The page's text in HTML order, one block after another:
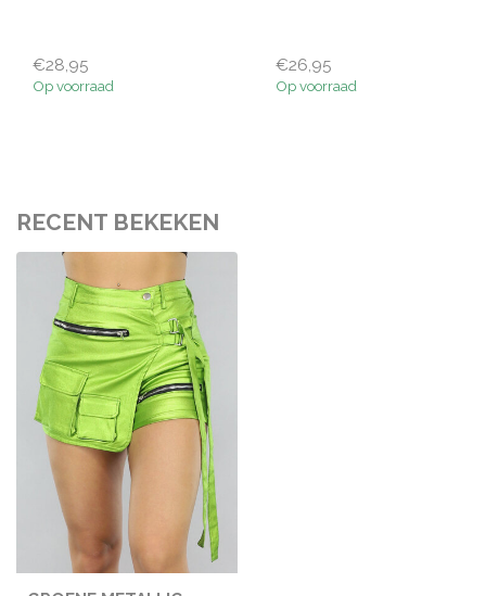
€28,95
Op voorraad
€26,95
Op voorraad
RECENT BEKEKEN